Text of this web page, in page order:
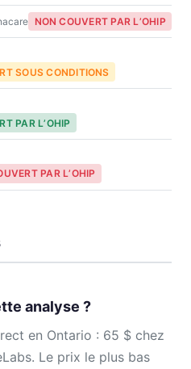
NON COUVERT PAR L’OHIP
SOUS CONDITIONS
PAR L’OHIP
PAR L’OHIP
analyse ?
en Ontario : 65 $ chez
Le prix le plus bas